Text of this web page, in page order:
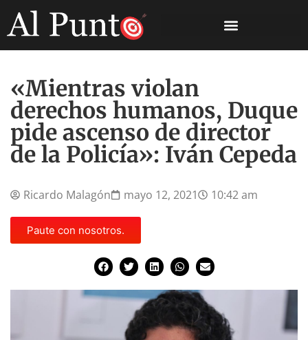
«Mientras violan
derechos humanos, Duque
pide ascenso de director
de la Policía»: Iván Cepeda
Ricardo Malagón mayo 12, 2021 10:42 am
Paute con nosotros.